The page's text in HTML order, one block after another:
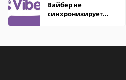
Вайбер не
синхронизирует